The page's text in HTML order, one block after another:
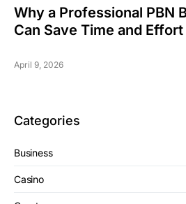
Why a Professional PBN
Can Save Time and Effort
April 9, 2026
Categories
Business
Casino